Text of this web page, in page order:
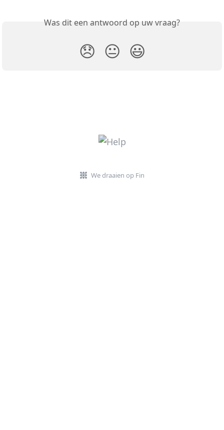
Was dit een antwoord op uw vraag?
😞 😐 😃
We draaien op Fin